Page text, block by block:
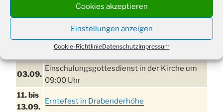
Cookies akzeptieren
Einstellungen anzeigen
Cookie-RichtlinieDatenschutzImpressum
21. bis Sommerfreizeit der Ev. Jugend in Berlin für
Kinder ab 13 Jahren
Damen Doppel - Turnier des TC77 am
03.09.
Einschulungsgottesdienst in der Kirche um
09:00 Uhr
11. bis
13.09.
Erntefest in Drabenderhöhe